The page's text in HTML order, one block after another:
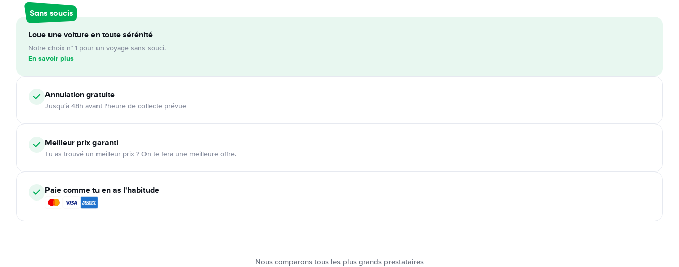
Sans soucis
Loue une voiture en toute sérénité
Notre choix n° 1 pour un voyage sans souci.
En savoir plus
Annulationgratuite
Jusqu'à 48h avant l'heure de collecte prévue
Meilleur prix garanti
Tu as trouvé un meilleur prix ? On te fera une meilleure offre.
Paie comme tu en as l'habitude
Nous comparons tous les plus grands prestataires